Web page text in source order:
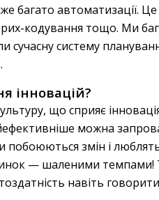
автоматизації. Це
кодування тощо. Ми
сучасну систему
інновацій?
що сприяє
можна
побоюються змін і
— шаленими темпами!
навіть